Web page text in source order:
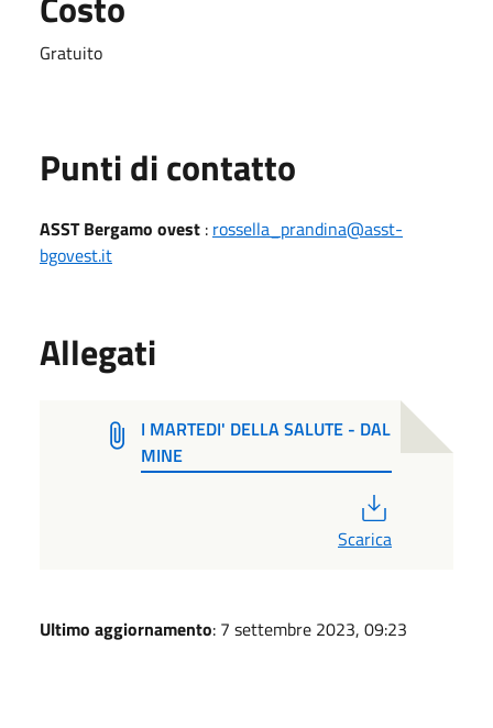
Gratuito
Punti di contatto
ASST Bergamo ovest : rossella_prandina@asst-
bgovest.it
Allegati
I MARTEDI' DELLA SALUTE - DAL
MINE
Scarica
Ultimo aggiornamento: 7 settembre 2023, 09:23